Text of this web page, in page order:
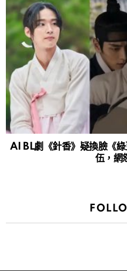
AI BL劇《針香》疑換臉《
伍，網